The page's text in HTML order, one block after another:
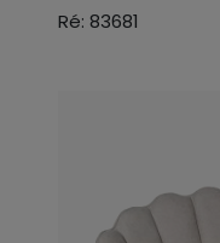
Ré: 83681